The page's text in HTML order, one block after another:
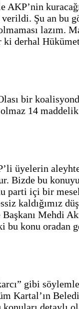
Şu an bu
lazım.
derhal
bir
14
üyelerin
Bizde bu
parti içi bir
kaldığımız
Mehdi
konu oradan
gibi
Kartal’ın